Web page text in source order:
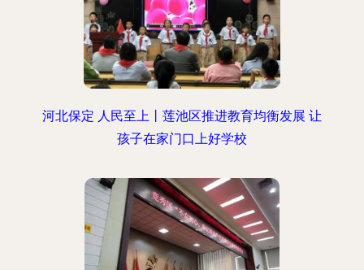
河北保定 人民至上丨莲池区推进教育均衡发展 让
孩子在家门口上好学校